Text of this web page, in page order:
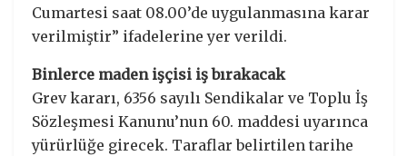
Cumartesi saat 08.00’de uygulanmasına karar
verilmiştir” ifadelerine yer verildi.
Binlerce maden işçisi iş bırakacak
Grev kararı, 6356 sayılı Sendikalar ve Toplu İş
Sözleşmesi Kanunu’nun 60. maddesi uyarınca
yürürlüğe girecek. Taraflar belirtilen tarihe